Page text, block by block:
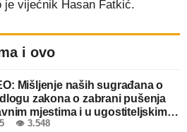
je vijećnik Hasan Fatkić.
i ovo
Mišljenje naših sugrađana o
zakona o zabrani pušenja
mjestima i u ugostiteljskim
u FBiH
👁 3.548